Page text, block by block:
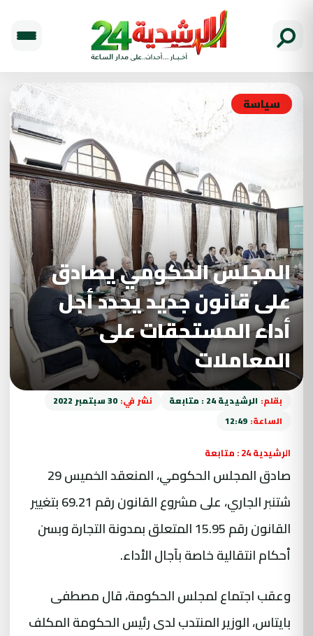
سياسة
المجلس الحكومي يصادق
على قانون جديد يحدد أجل
أداء المستحقات على
المعاملات
بقلم: الرشيدية 24 : متابعة نشر في: 30 سبتمبر 2022
الساعة: 12:49
الرشيدية 24 : متابعة
صادق المجلس الحكومي، المنعقد الخميس 29
شتنبر الجاري، على مشروع القانون رقم 69.21 بتغيير
القانون رقم 15.95 المتعلق بمدونة التجارة وبسن
أحكام انتقالية خاصة بآجال الأداء.
وعقب اجتماع لمجلس الحكومة، قال مصطفى
بايتاس، الوزير المنتدب لدى رئيس الحكومة المكلف